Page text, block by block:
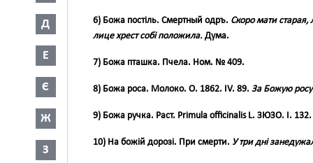
Д
Е
Є
Ж
З
6) Божа постіль. Смертный одръ. Скоро мати старая,
лице хрест собі положила. Дума.
7) Божа пташка. Пчела. Ном. № 409.
8) Божа роса. Молоко. О. 1862. IV. 89. За Божую
9) Божа ручка. Раст. Primula officinalis L. ЗЮЗО. І. 132.
10) На божій дорозі. При смерти. У три дні